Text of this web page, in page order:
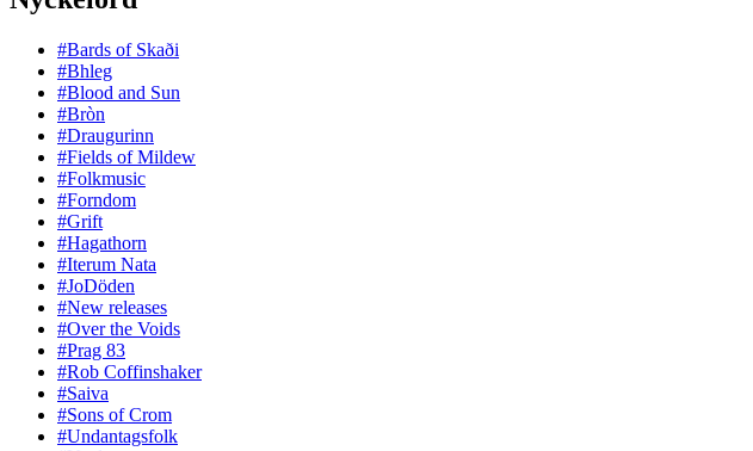
#Bards of Skaði
#Bhleg
#Blood and Sun
#Bròn
#Draugurinn
#Fields of Mildew
#Folkmusic
#Forndom
#Grift
#Hagathorn
#Iterum Nata
#JoDöden
#New releases
#Over the Voids
#Prag 83
#Rob Coffinshaker
#Saiva
#Sons of Crom
#Undantagsfolk